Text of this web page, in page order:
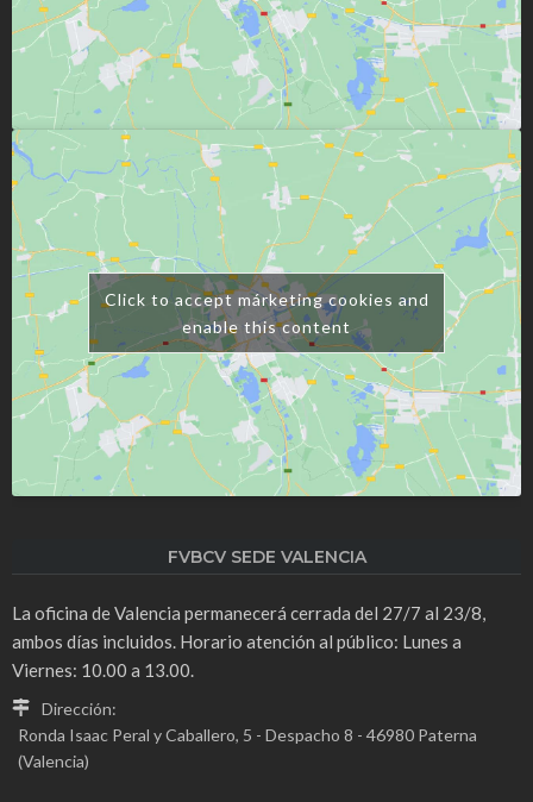
Click to accept márketing cookies and
enable this content
FVBCV SEDE VALENCIA
La oficina de Valencia permanecerá cerrada del 27/7 al 23/8,
ambos días incluidos. Horario atención al público: Lunes a
Viernes: 10.00 a 13.00.
Dirección:
Ronda Isaac Peral y Caballero, 5 - Despacho 8 - 46980 Paterna
(Valencia)